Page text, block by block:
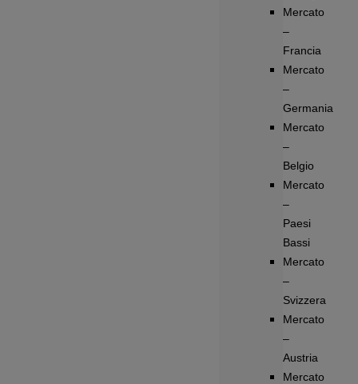
Mercato
–
Francia
Mercato
–
Germania
Mercato
–
Belgio
Mercato
–
Paesi
Bassi
Mercato
–
Svizzera
Mercato
–
Austria
Mercato